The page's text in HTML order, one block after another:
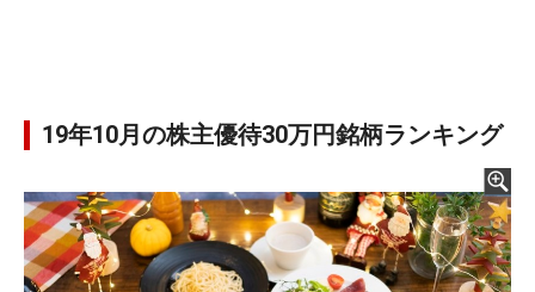
19年10月の株主優待30万円銘柄ランキング